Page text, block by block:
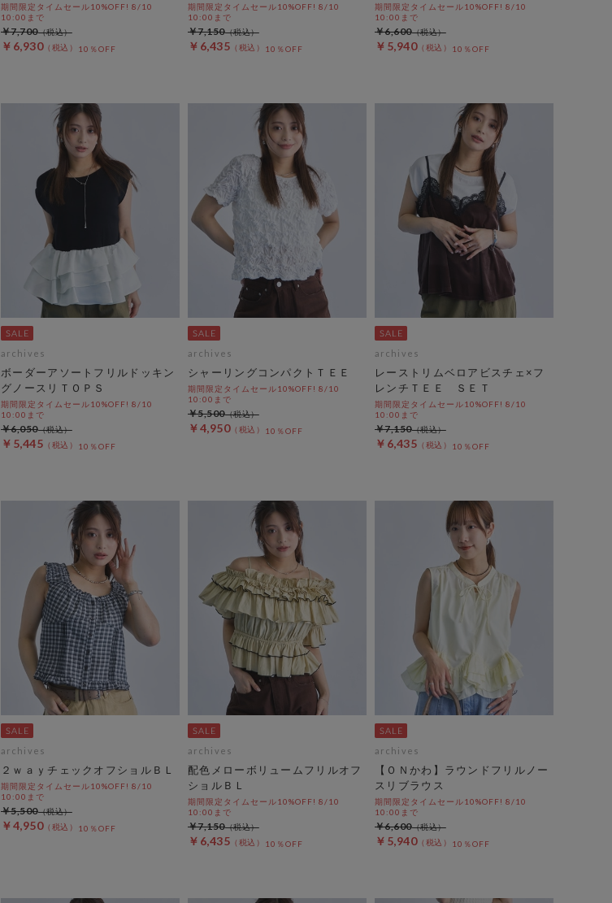
期間限定タイムセール10%OFF! 8/10
10:00まで
￥6,930 10％OFF
￥7,700
期間限定タイムセール10%OFF! 8/10
10:00まで
￥6,435 10％OFF
￥7,150
期間限定タイムセール10%OFF! 8/10
10:00まで
￥5,940 10％OFF
￥6,600
archives
ボーダーアソートフリルドッキン
グノースリＴＯＰＳ
期間限定タイムセール10%OFF! 8/10
10:00まで
￥5,445 10％OFF
￥6,050
archives
シャーリングコンパクトＴＥＥ
期間限定タイムセール10%OFF! 8/10
10:00まで
￥4,950 10％OFF
￥5,500
archives
レーストリムベロアビスチェ×フ
レンチＴＥＥ ＳＥＴ
期間限定タイムセール10%OFF! 8/10
10:00まで
￥6,435 10％OFF
￥7,150
archives
２ｗａｙチェックオフショルＢＬ
期間限定タイムセール10%OFF! 8/10
10:00まで
￥4,950 10％OFF
￥5,500
archives
配色メローボリュームフリルオフ
ショルＢＬ
期間限定タイムセール10%OFF! 8/10
10:00まで
￥6,435 10％OFF
￥7,150
archives
【ＯＮかわ】ラウンドフリルノー
スリブラウス
期間限定タイムセール10%OFF! 8/10
10:00まで
￥5,940 10％OFF
￥6,600